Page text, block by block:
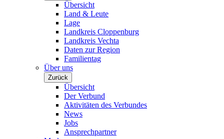
Übersicht
Land & Leute
Lage
Landkreis Cloppenburg
Landkreis Vechta
Daten zur Region
Familientag
Über uns
Zurück
Übersicht
Der Verbund
Aktivitäten des Verbundes
News
Jobs
Ansprechpartner